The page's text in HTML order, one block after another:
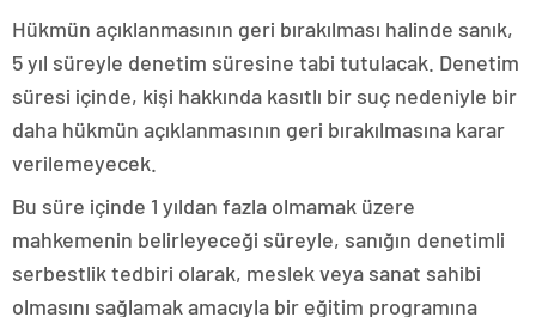
Hükmün açıklanmasının geri bırakılması halinde sanık,
5 yıl süreyle denetim süresine tabi tutulacak. Denetim
süresi içinde, kişi hakkında kasıtlı bir suç nedeniyle bir
daha hükmün açıklanmasının geri bırakılmasına karar
verilemeyecek.
Bu süre içinde 1 yıldan fazla olmamak üzere
mahkemenin belirleyeceği süreyle, sanığın denetimli
serbestlik tedbiri olarak, meslek veya sanat sahibi
olmasını sağlamak amacıyla bir eğitim programına